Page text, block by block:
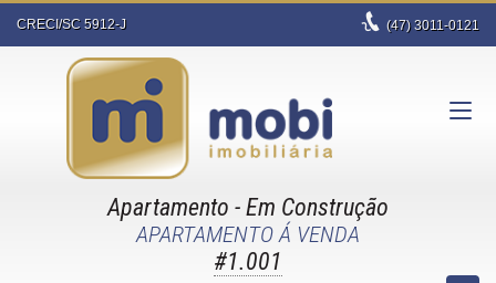
CRECI/SC 5912-J (47)3011-0121
Apartamento - Em Construção
APARTAMENTO Á VENDA
#1.001